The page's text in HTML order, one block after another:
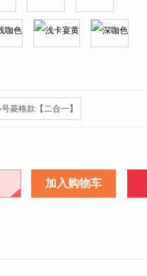
菱格款【二合一】
加入购物车